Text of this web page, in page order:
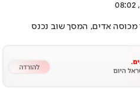
אדים, המסך שוב נכנס